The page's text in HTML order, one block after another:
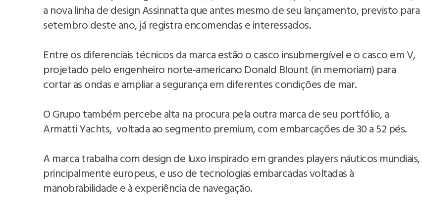
a nova linha de design Assinnatta que antes mesmo de seu lançamento, previsto para
setembro deste ano, já registra encomendas e interessados.
Entre os diferenciais técnicos da marca estão o casco insubmergível e o casco em V,
projetado pelo engenheiro norte-americano Donald Blount (in memoriam) para
cortar as ondas e ampliar a segurança em diferentes condições de mar.
O Grupo também percebe alta na procura pela outra marca de seu portfólio, a
Armatti Yachts, voltada ao segmento premium, com embarcações de 30 a 52 pés.
A marca trabalha com design de luxo inspirado em grandes players náuticos mundiais,
principalmente europeus, e uso de tecnologias embarcadas voltadas à
manobrabilidade e à experiência de navegação.